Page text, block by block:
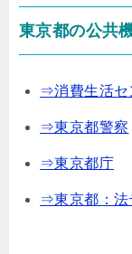
東京都の公共
⇒消費生活セ
⇒東京都警察
⇒東京都庁
⇒東京都：法